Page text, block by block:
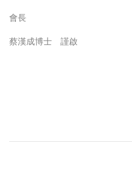
會長
蔡漢成博士 謹啟